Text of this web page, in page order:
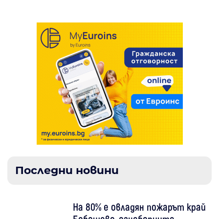
Последни новини
На 80% е овладян пожарът край